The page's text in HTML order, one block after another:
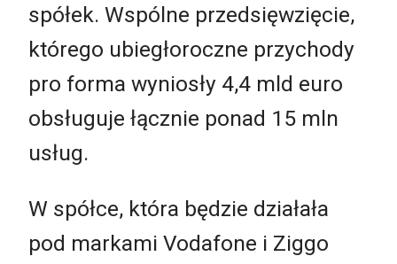
spółek. Wspólne przedsięwzięcie,
którego ubiegłoroczne przychody
pro forma wyniosły 4,4 mld euro
obsługuje łącznie ponad 15 mln
usług.
W spółce, która będzie działała
pod markami Vodafone i Ziggo